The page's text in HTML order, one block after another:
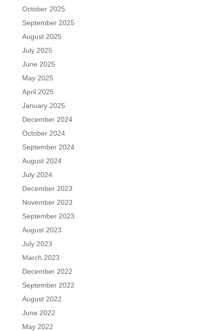
October 2025
September 2025
August 2025
July 2025
June 2025
May 2025
April 2025
January 2025
December 2024
October 2024
September 2024
August 2024
July 2024
December 2023
November 2023
September 2023
August 2023
July 2023
March 2023
December 2022
September 2022
August 2022
June 2022
May 2022